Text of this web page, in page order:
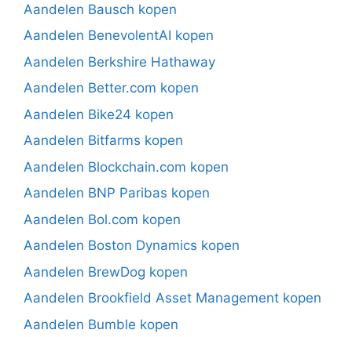
Aandelen Bausch kopen
Aandelen BenevolentAI kopen
Aandelen Berkshire Hathaway
Aandelen Better.com kopen
Aandelen Bike24 kopen
Aandelen Bitfarms kopen
Aandelen Blockchain.com kopen
Aandelen BNP Paribas kopen
Aandelen Bol.com kopen
Aandelen Boston Dynamics kopen
Aandelen BrewDog kopen
Aandelen Brookfield Asset Management kopen
Aandelen Bumble kopen